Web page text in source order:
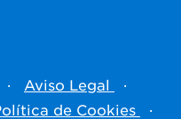
· Aviso Legal
·
de Cookies
·